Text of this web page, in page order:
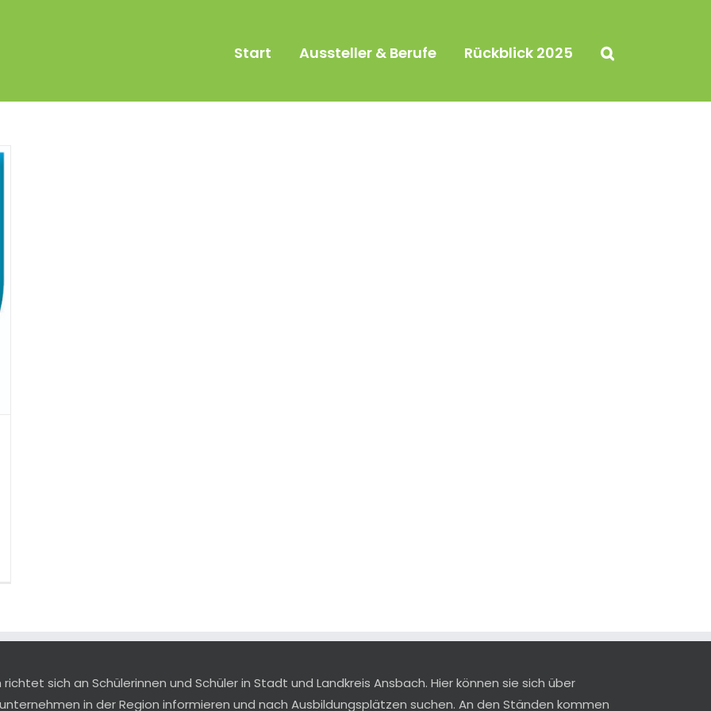
Start Aussteller & Berufe Rückblick 2025
sich an Schülerinnen und Schüler in Stadt und Landkreis Ansbach. Hier können sie sich über
in der Region informieren und nach Ausbildungsplätzen suchen. An den Ständen kommen